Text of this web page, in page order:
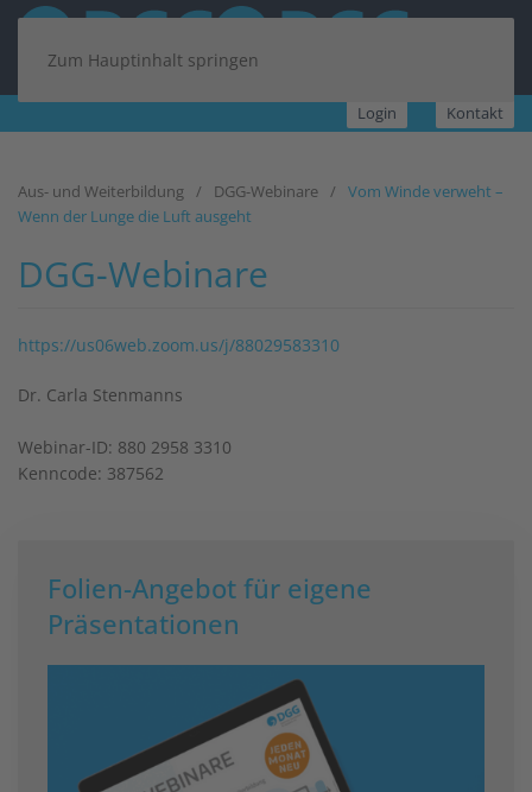
Zum Hauptinhalt springen
Login Kontakt
Aus- und Weiterbildung DGG-Webinare
Vom Winde verweht –
Wenn der Lunge die Luft ausgeht
DGG-Webinare
https://us06web.zoom.us/j/88029583310
Dr. Carla Stenmanns
Webinar-ID: 880 2958 3310
Kenncode: 387562
Folien-Angebot für eigene
Präsentationen